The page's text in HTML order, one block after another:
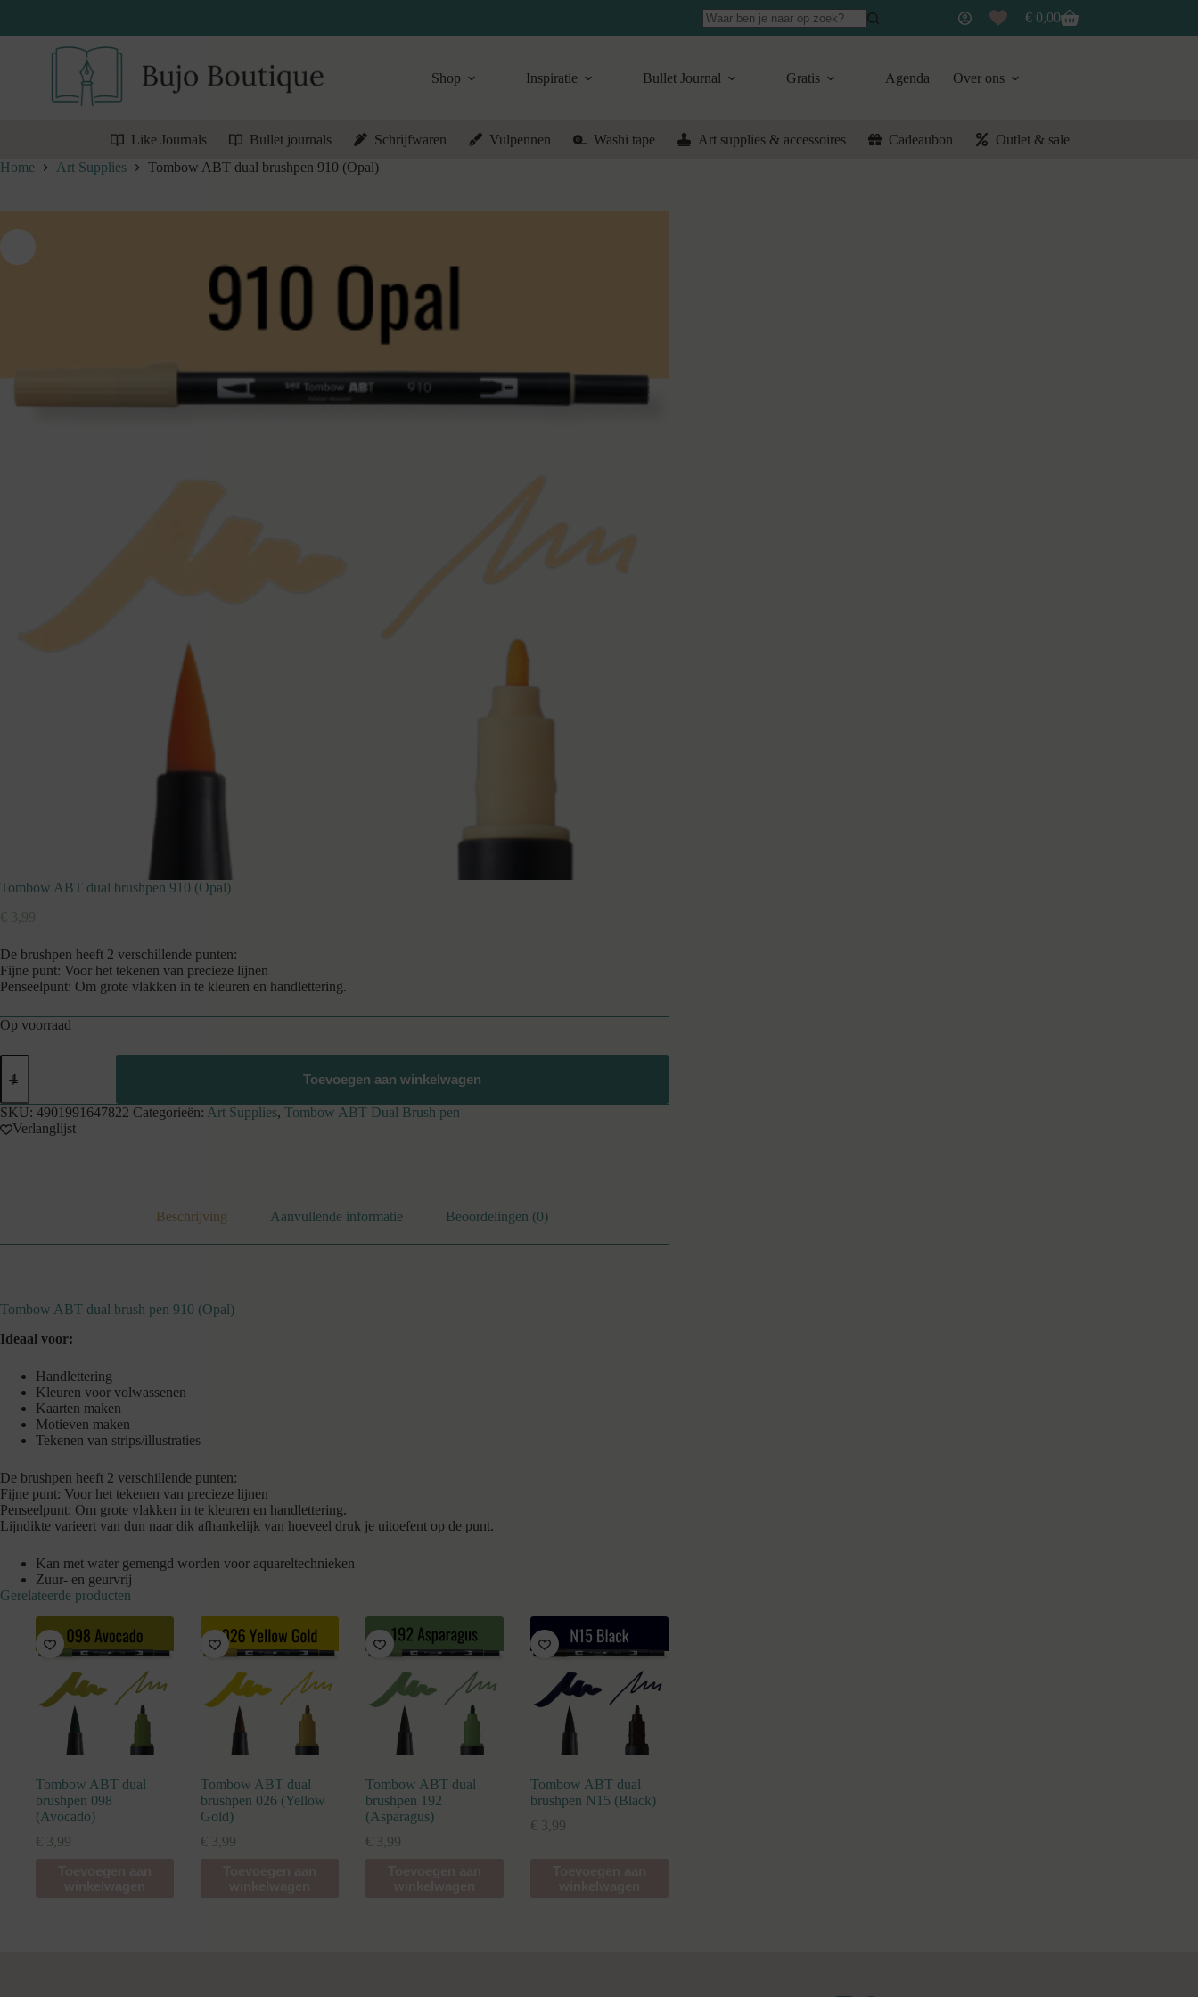
de
Geen
Winkelwagen
€0,00
Shop Inspiratie Bullet Journal Gratis Agenda Over ons
Like Journals Bullet journals Schrijfwaren Vulpennen Washi tape Art supplies & accessoires Cadeaubon
Outlet & sale
Home
Art Supplies Tombow ABT dual brushpen 910 (Opal)
Tombow ABT dual brushpen 910 (Opal)
€
3,99
De brushpen heeft 2 verschillende punten:
Fijne punt: Voor het tekenen van precieze lijnen
Penseelpunt: Om grote vlakken in te kleuren en handlettering.
Op voorraad
Tombow
ABT
brushpen
910
(Opal)
Toevoegen aan winkelwagen
SKU: 4901991647822 Categorieën: Art Supplies, Tombow ABT Dual Brush pen
Verlanglijst
Beschrijving Aanvullende informatie Beoordelingen (0)
Tombow ABT dual brush pen 910 (Opal)
Ideaal voor:
Handlettering
Kleuren voor volwassenen
Kaarten maken
Motieven maken
Tekenen van strips/illustraties
De brushpen heeft 2 verschillende punten:
Fijne punt: Voor het tekenen van precieze lijnen
Penseelpunt: Om grote vlakken in te kleuren en handlettering.
Lijndikte varieert van dun naar dik afhankelijk van hoeveel druk je uitoefent op de punt.
Kan met water gemengd worden voor aquareltechnieken
Zuur- en geurvrij
Gerelateerde producten
Tombow ABT dual
brushpen 098
(Avocado)
€ 3,99
Tombow ABT dual
brushpen 026 (Yellow
Gold)
€ 3,99
Tombow ABT dual
brushpen 192
(Asparagus)
€ 3,99
Tombow ABT dual
brushpen N15 (Black)
€ 3,99